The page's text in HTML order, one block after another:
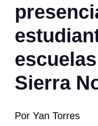
Sierra
Por Yan Torres